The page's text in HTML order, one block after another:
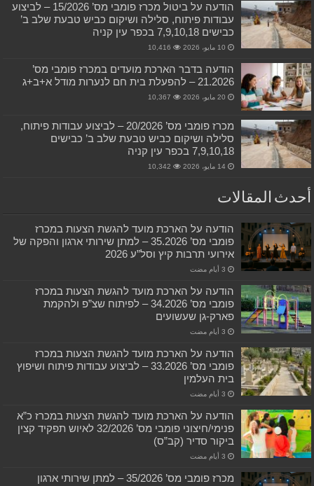
הודעה על ביטול מכרז פומבי מס’ 15/2026 – לביצוע
עבודות פיתוח, סלילה ושיקום כביש טבעת שלב ב’
כבישים 7,9,10,18 בכפר עין קניה
10 مايو، 2026 10,416
הודעה בדבר הארכת מועדים במכרז פומבי מס’
21.2026 – להפעלת בית חם לנערות מודל א+ב+ג
20 مايو، 2026 10,367
מכרז פומבי מס’ 20/2026 – לביצוע עבודות פיתוח,
סלילה ושיקום כביש טבעת שלב ב’ כבישים
7,9,10,18 בכפר עין קניה
14 مايو، 2026 10,342
أحدث المقالات
הודעה על הארכת מועד להגשת הצעות במכרז
פומבי מס’ 35.2026 – למתן שירותי ארגון והפקה של
אירועי תרבות קיץ וסל”ע 2026
הודעה על הארכת מועד להגשת הצעות במכרז
פומבי מס’ 34.2026 – לפיתוח שצ”פ ולהקמת
פארק-גן שעשועים
הודעה על הארכת מועד להגשת הצעות במכרז
פומבי מס’ 33.2026 – לביצוע עבודות פיתוח ושיפוץ
בית העלמין
הודעה על הארכת מועד להגשת הצעות במכרז כ”א
פנימי/חיצוני פומבי מס’ 32/2026 לאיוש תפקיד קצין
ביקור סדיר (קב”ס)
מכרז פומבי מס’ 35/2026 – למתן שירותי ארגון